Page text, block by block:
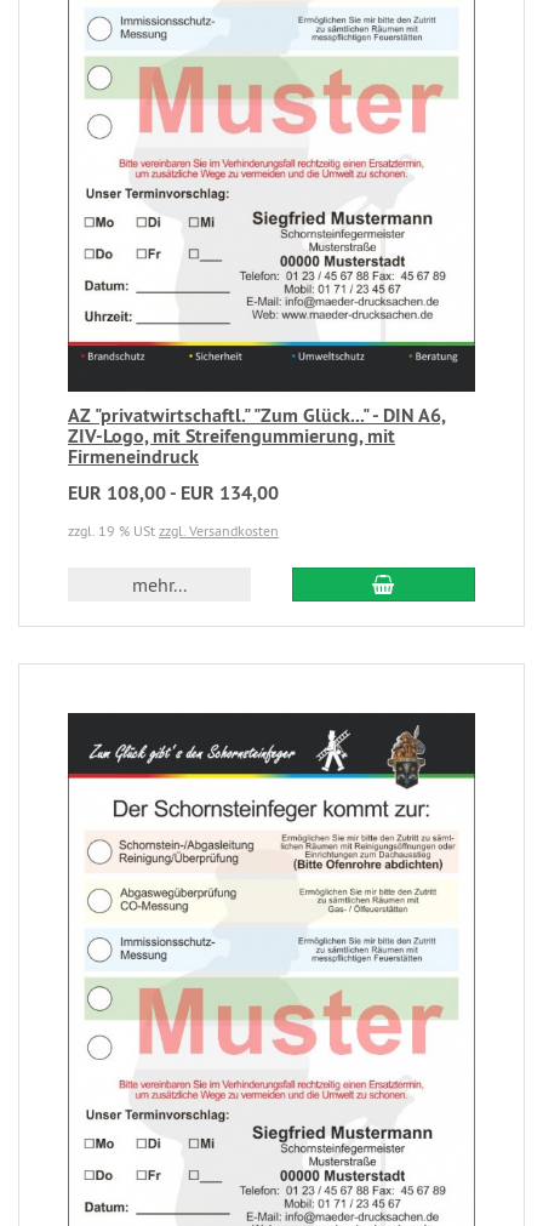
AZ "privatwirtschaftl." "Zum Glück..." - DIN A6,
ZIV-Logo, mit Streifengummierung, mit
Firmeneindruck
EUR 108,00 - EUR 134,00
zzgl. 19 % USt zzgl. Versandkosten
mehr...